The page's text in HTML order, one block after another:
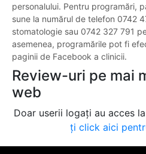
personalului. Pentru programări,
sune la numărul de telefon 0742
stomatologie sau 0742 327 791
asemenea, programările pot fi
paginii de Facebook a clinicii.
Review-uri pe mai
web
Doar userii logați au acces
ți click aici